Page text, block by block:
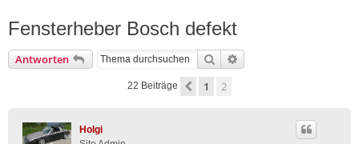
Fensterheber Bosch defekt
Antworten Suche
22 Beiträge Vorherige
1 2
Holgi